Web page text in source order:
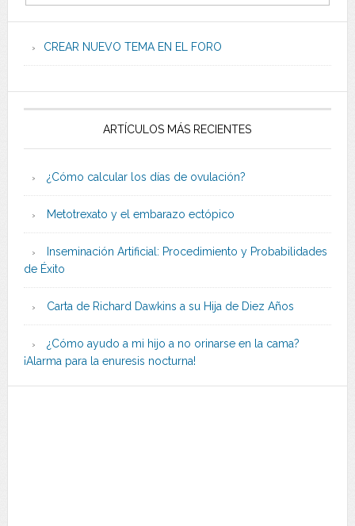
CREAR NUEVO TEMA EN EL FORO
ARTÍCULOS MÁS RECIENTES
¿Cómo calcular los días de ovulación?
Metotrexato y el embarazo ectópico
Inseminación Artificial: Procedimiento y Probabilidades
de Éxito
Carta de Richard Dawkins a su Hija de Diez Años
¿Cómo ayudo a mi hijo a no orinarse en la cama?
¡Alarma para la enuresis nocturna!